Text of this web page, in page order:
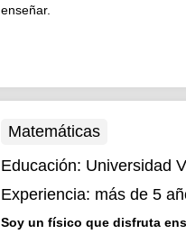
enseñar.
Matemáticas
Educación: Universidad
Experiencia: más de 5
Soy un físico que disfruta